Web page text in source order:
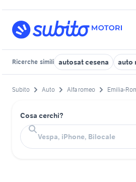
Ricerche simili autosat cesena auto
Subito Auto Alfa romeo Emilia-
Cosa cerchi?